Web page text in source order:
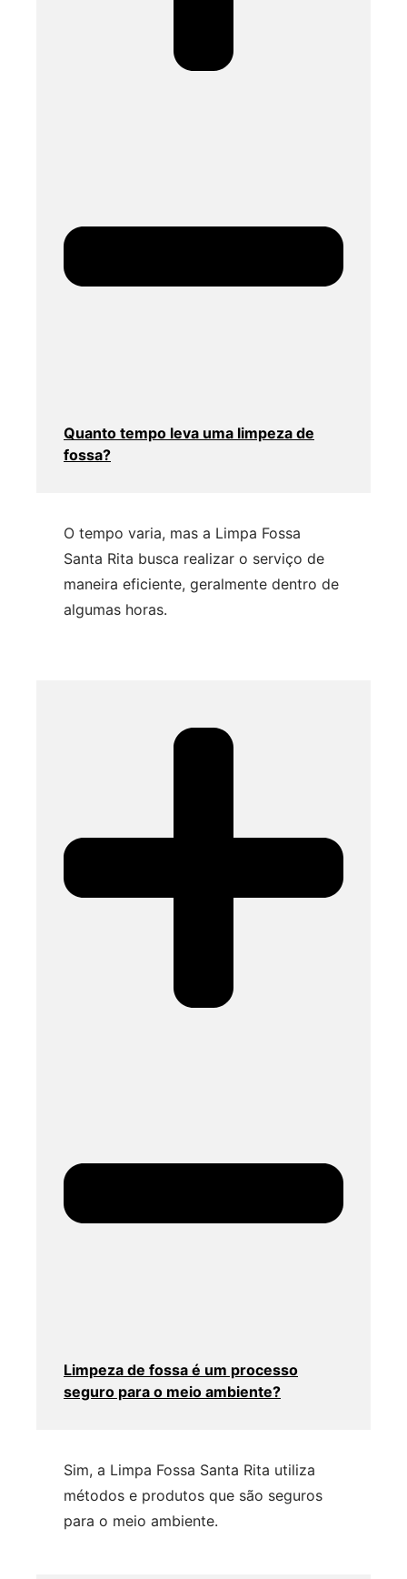
Quanto tempo leva uma limpeza de
fossa?
O tempo varia, mas a Limpa Fossa
Santa Rita busca realizar o serviço de
maneira eficiente, geralmente dentro de
algumas horas.
Limpeza de fossa é um processo
seguro para o meio ambiente?
Sim, a Limpa Fossa Santa Rita utiliza
métodos e produtos que são seguros
para o meio ambiente.